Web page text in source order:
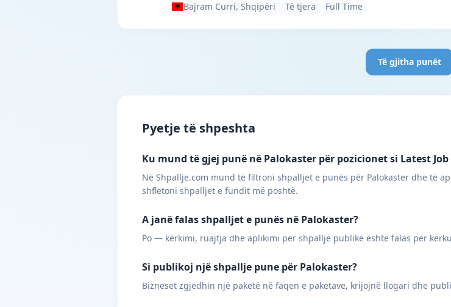
Bajram Curri, Shqipëri
Të tjera Full Time
Të gjitha punët
Pyetje të shpeshta
Ku mund të gjej punë në Palokaster për pozicionet si Latest
Në Shpallje.com mund të filtroni shpalljet e punës për Palokaster dhe të
shfletoni shpalljet e fundit më poshtë.
A janë falas shpalljet e punës në Palokaster?
Po — kërkimi, ruajtja dhe aplikimi për shpallje publike është falas për
Si publikoj një shpallje pune për Palokaster?
Bizneset zgjedhin një paketë në faqen e paketave, krijojnë llogari dhe